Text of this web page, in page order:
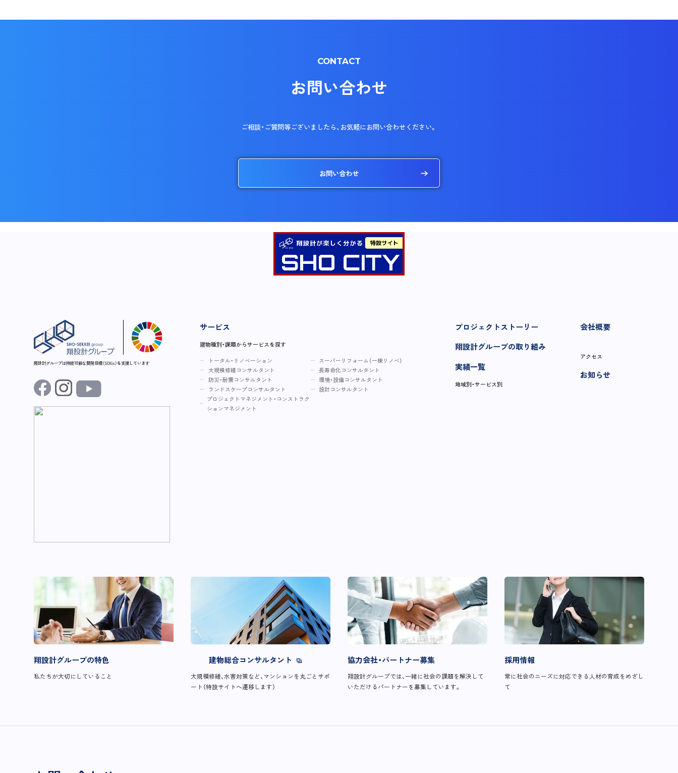
CONTACT
お問い合わせ
ご相談・ご質問等ございましたら、 お気軽にお問い合わせください。
お問い合わせ
翔設計グループは持続可能な開発目標（SDGs）を支援しています
サービス
建物種別・課題からサービスを探す
トータル・リノベーション
スーパーリフォーム（一棟リノベ）
大規模修繕コンサルタント
長寿命化コンサルタント
防災・耐震コンサルタント
環境・設備コンサルタント
ランドスケープコンサルタント
設計コンサルタント
プロジェクトマネジメント・コンストラク
ションマネジメント
プロジェクトストーリー
翔設計グループの取り組み
実績一覧
地域別・サービス別
会社概要
アクセス
お知らせ
翔設計グループの特色
私たちが大切にしていること
建物総合コンサルタント
大規模修繕、水害対策など、マンションを丸ごとサポ
ート（特設サイトへ遷移します）
協力会社・パートナー募集
翔設計グループでは、一緒に社会の課題を解決して
いただけるパートナーを募集しています。
採用情報
常に社会のニーズに対応できる人材の育成をめざし
て